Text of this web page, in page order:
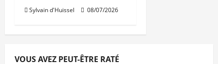
Sylvain d'Huissel 08/07/2026
VOUS AVEZ PEUT-ÊTRE RATÉ